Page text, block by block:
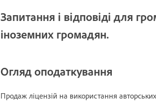
Запитання і відповіді для
іноземних громадян.
Огляд оподаткування
Продаж ліцензій на використання